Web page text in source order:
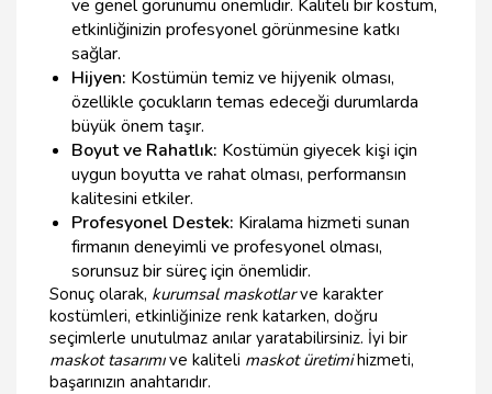
ve genel görünümü önemlidir. Kaliteli bir kostüm,
etkinliğinizin profesyonel görünmesine katkı
sağlar.
Hijyen: Kostümün temiz ve hijyenik olması,
özellikle çocukların temas edeceği durumlarda
büyük önem taşır.
Boyut ve Rahatlık: Kostümün giyecek kişi için
uygun boyutta ve rahat olması, performansın
kalitesini etkiler.
Profesyonel Destek: Kiralama hizmeti sunan
firmanın deneyimli ve profesyonel olması,
sorunsuz bir süreç için önemlidir.
Sonuç olarak, kurumsal maskotlarve karakter
kostümleri, etkinliğinize renk katarken, doğru
seçimlerle unutulmaz anılar yaratabilirsiniz. İyi bir
maskot tasarımıve kaliteli maskot üretimihizmeti,
başarınızın anahtarıdır.